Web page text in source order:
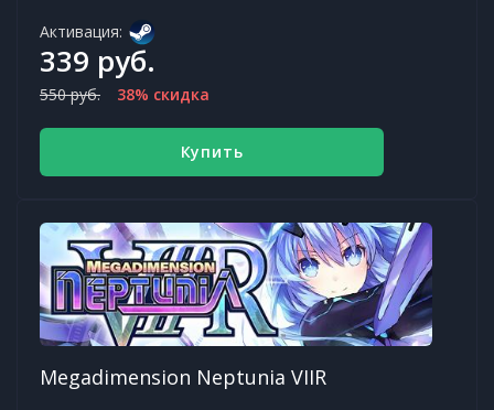
Активация:
339 руб.
550 руб. 38% скидка
Купить
Megadimension Neptunia VIIR